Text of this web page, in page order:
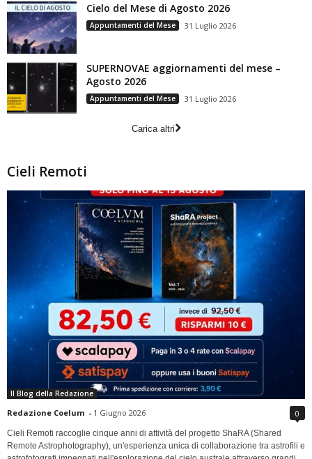
Cielo del Mese di Agosto 2026
Appuntamenti del Mese 31 Luglio 2026
SUPERNOVAE aggiornamenti del mese –
Agosto 2026
Appuntamenti del Mese 31 Luglio 2026
Carica altri
Cieli Remoti
Il Blog della Redazione
Redazione Coelum - 1 Giugno 2026 0
Cieli Remoti raccoglie cinque anni di attività del progetto ShaRA (Shared
Remote Astrophotography), un'esperienza unica di collaborazione tra astrofili e